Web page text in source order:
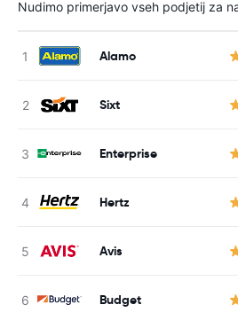
Nudimo primerjavo vseh podjetij za
Alamo
Sixt
Enterprise
Hertz
Avis
Budget